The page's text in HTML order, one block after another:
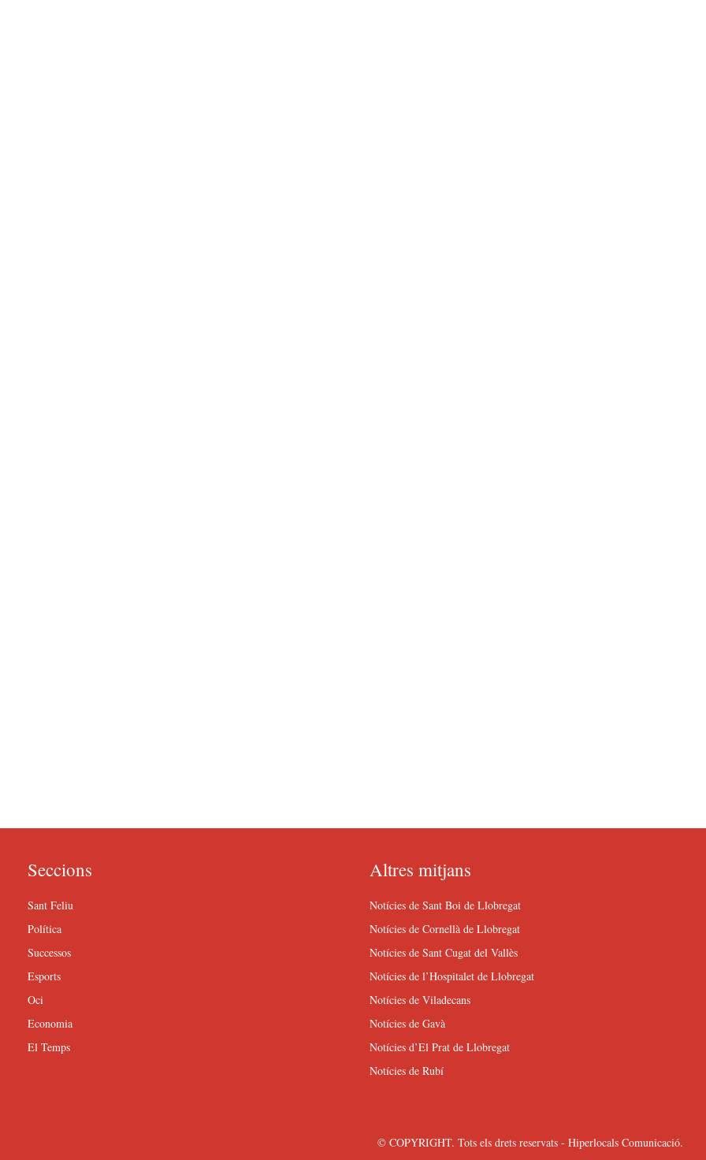
Seccions
Sant Feliu
Política
Successos
Esports
Oci
Economia
El Temps
Altres mitjans
Notícies de Sant Boi de Llobregat
Notícies de Cornellà de Llobregat
Notícies de Sant Cugat del Vallès
Notícies de l’Hospitalet de Llobregat
Notícies de Viladecans
Notícies de Gavà
Notícies d’El Prat de Llobregat
Notícies de Rubí
© COPYRIGHT. Tots els drets reservats - Hiperlocals Comunicació.